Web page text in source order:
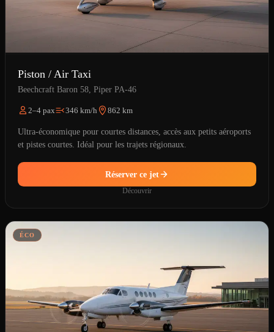
Piston / Air Taxi
Beechcraft Baron 58, Piper PA-46
2–4 pax 346 km/h 862 km
Ultra-économique pour courtes distances, accès aux petits aéroports
et pistes courtes. Idéal pour les trajets régionaux.
Réserver ce jet
Découvrir
ÉCO